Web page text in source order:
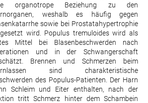
organotrope Beziehung zu den
weshalb es häufig gegen
sowie bei Prostatahypertrophie
wird. Populus tremuloides wird als
Mittel bei Blasenbeschwerden nach
und in der Schwangerschaft
Brennen und Schmerzen beim
sind charakteristische
des Populus-Patienten. Der Harn
Schleim und Eiter enthalten, nach der
tritt Schmerz hinter dem Schambein